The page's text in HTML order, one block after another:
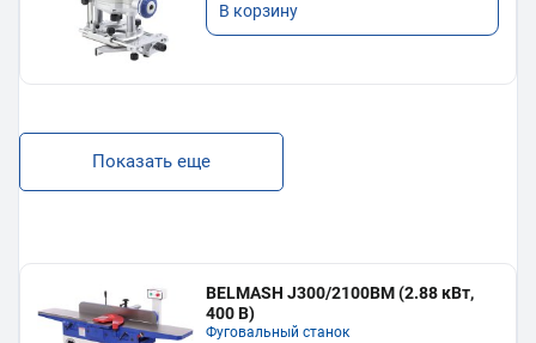
В корзину
Показать еще
BELMASH J300/2100ВМ (2.88 кВт,
400 В)
Фуговальный станок